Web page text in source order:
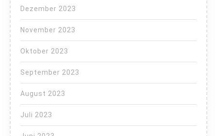
Dezember 2023
November 2023
Oktober 2023
September 2023
August 2023
Juli 2023